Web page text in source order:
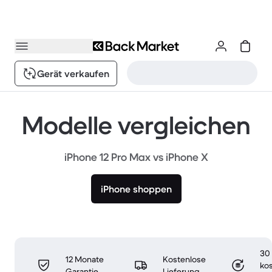
Gerät verkaufen
Modelle vergleichen
iPhone 12 Pro Max vs iPhone X
iPhone shoppen
12 Monate
Kostenlose
30